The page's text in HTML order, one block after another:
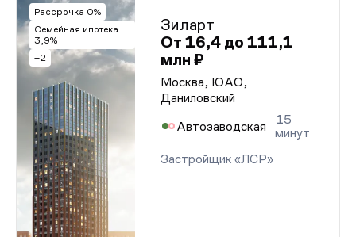
Рассрочка 0%
Семейная ипотека
3,9%
+2
Зиларт
От 16,4 до 111,1
млн ₽
Москва, ЮАО,
Даниловский
Автозаводская
15
минут
Застройщик «ЛСР»